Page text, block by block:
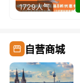
1729人气
自营商城